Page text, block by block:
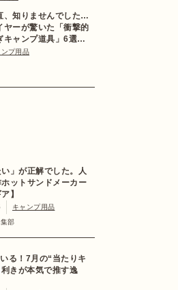
、知りませんでした…
ヤーが驚いた「衝撃的
キャンプ道具」6選
年版】
ンプ用品
」が正解でした。人
ットサンドメーカー
】
キャンプ用品
部
る！7月の“当たりキ
きが本気で推す逸